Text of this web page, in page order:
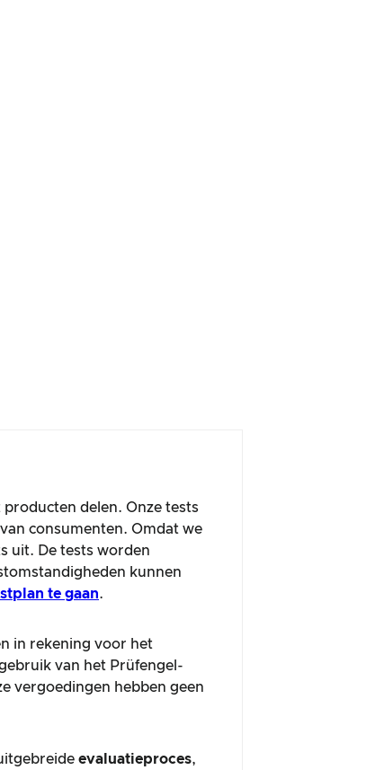
delen. Onze tests
consumenten. Omdat we
uit. De tests worden
kunnen
te gaan.
in rekening voor het
van het Prüfengel-
vergoedingen hebben geen
evaluatieproces,